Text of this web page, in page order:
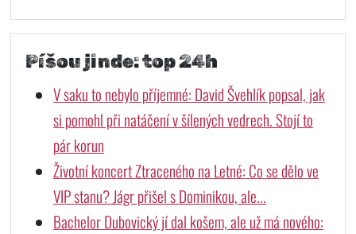
Píšou jinde: top 24h
V saku to nebylo příjemné: David Švehlík popsal, jak
si pomohl při natáčení v šílených vedrech. Stojí to
pár korun
Životní koncert Ztraceného na Letné: Co se dělo ve
VIP stanu? Jágr přišel s Dominikou, ale...
Bachelor Dubovický jí dal košem, ale už má nového: